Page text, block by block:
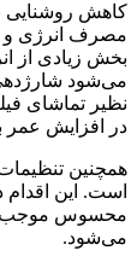
کاهش روشنایی
مصرف انرژی و
بخش زیادی از
می‌شود
نظیر تماشای
در افزایش عمر
است. این اقدام
محسوس موجب
می‌شود.